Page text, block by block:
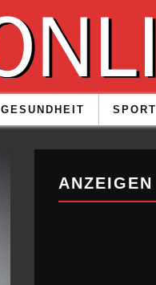
GESUNDHEIT SPORT
ANZEIGEN